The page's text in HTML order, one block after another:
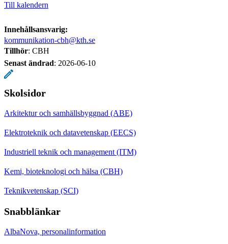
Till kalendern
Innehållsansvarig:
kommunikation-cbh@kth.se
Tillhör: CBH
Senast ändrad: 2026-06-10
Skolsidor
Arkitektur och samhällsbyggnad (ABE)
Elektroteknik och datavetenskap (EECS)
Industriell teknik och management (ITM)
Kemi, bioteknologi och hälsa (CBH)
Teknikvetenskap (SCI)
Snabblänkar
AlbaNova, personalinformation